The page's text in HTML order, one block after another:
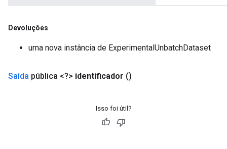
Devoluções
uma nova instância de ExperimentalUnbatchDataset
Saída pública <?> identificador ()
Isso foi útil?